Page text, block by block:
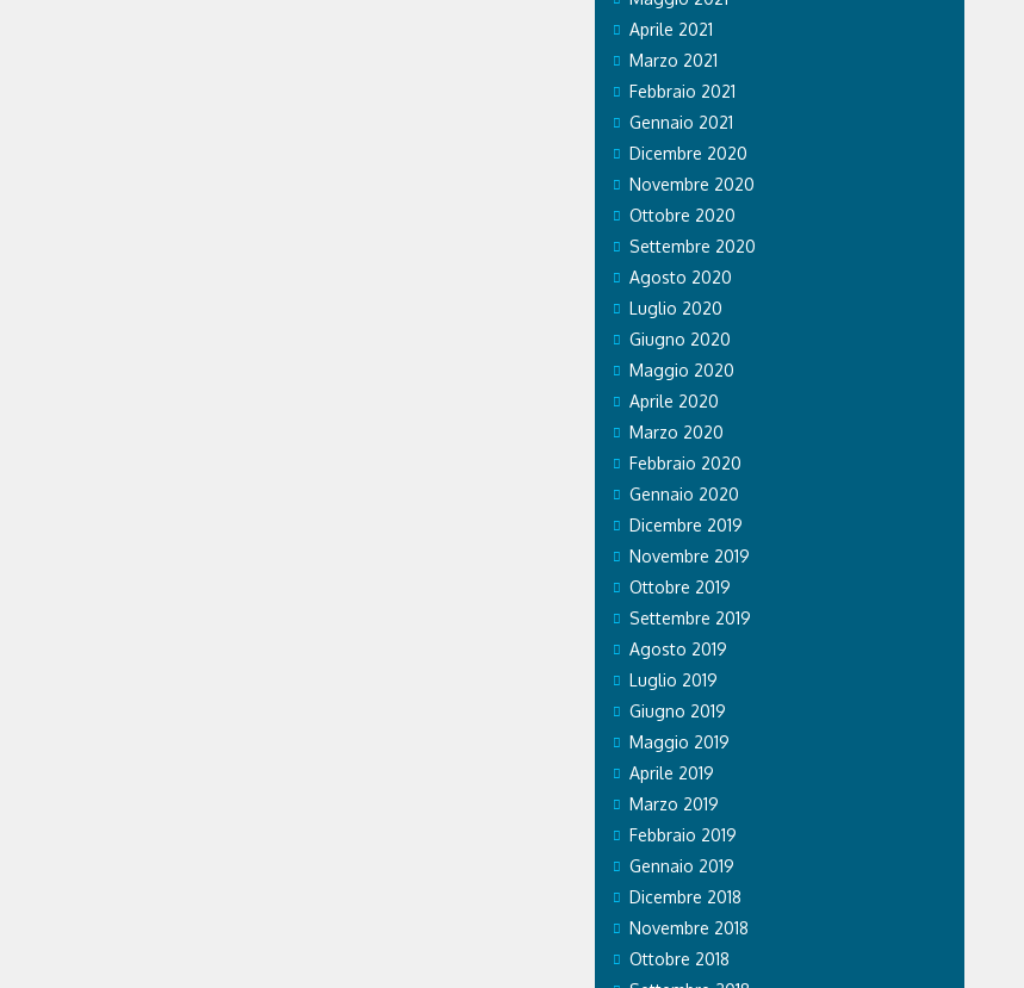
Aprile 2021
Marzo 2021
Febbraio 2021
Gennaio 2021
Dicembre 2020
Novembre 2020
Ottobre 2020
Settembre 2020
Agosto 2020
Luglio 2020
Giugno 2020
Maggio 2020
Aprile 2020
Marzo 2020
Febbraio 2020
Gennaio 2020
Dicembre 2019
Novembre 2019
Ottobre 2019
Settembre 2019
Agosto 2019
Luglio 2019
Giugno 2019
Maggio 2019
Aprile 2019
Marzo 2019
Febbraio 2019
Gennaio 2019
Dicembre 2018
Novembre 2018
Ottobre 2018